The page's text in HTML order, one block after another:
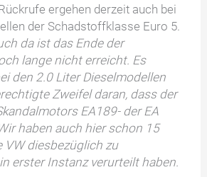
ergehen derzeit auch bei
der Schadstoffklasse Euro 5.
da ist das Ende der
lange nicht erreicht. Es
den 2.0 Liter Dieselmodellen
Zweifel daran, dass der
EA189- der EA
haben auch hier schon 15
VW diesbezüglich zu
erster Instanz verurteilt haben.